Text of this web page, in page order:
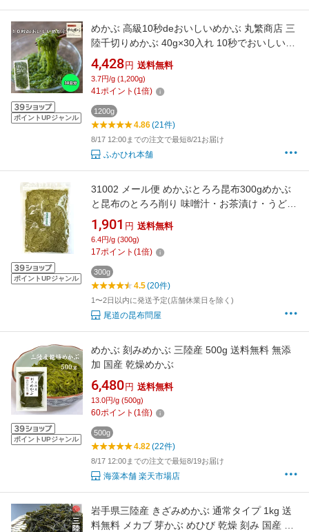
ポイントUPジャンル
めかぶ 高級10秒deおいしいめかぶ 丸繁商店 三
陸千切りめかぶ 40g×30入れ 10秒でおいしいめ
かぶ セット (冷凍)とろとろ、ネバネバ感が魅力
タレとの相性が抜群。気仙沼めかぶ メカブ 華
めかぶ 買いだめ 10秒めかぶ ランキング受賞！
4,428 円 送料無料
3.7円/g (1,200g)
41ポイント (1倍)
1200g
4.86(21件)
8/17 12:00までの注文で最短8/21お届け
ふかひれ本舗
ポイントUPジャンル
31002 メール便 めかぶとろろ昆布300gめかぶ
と昆布のとろろ削り 味噌汁・お茶漬け・うど
ん・おにぎり・スープなどに・・・ 海藻ペース
ト
1,901 円 送料無料
6.4円/g (300g)
17ポイント (1倍)
300g
4.5(20件)
1〜2日以内に発送予定(店舗休業日を除く)
尾道の昆布問屋
ポイントUPジャンル
めかぶ 刻みめかぶ 三陸産 500g 送料無料 無添
加 国産 乾燥めかぶ
6,480 円 送料無料
13.0円/g (500g)
60ポイント (1倍)
500g
4.82(22件)
8/17 12:00までの注文で最短8/19お届け
海藻本舗 楽天市場店
岩手県三陸産 きざみめかぶ 通常タイプ 1kg 送
料無料 メカブ 芽かぶ めひび 乾燥 刻み 国産 岩